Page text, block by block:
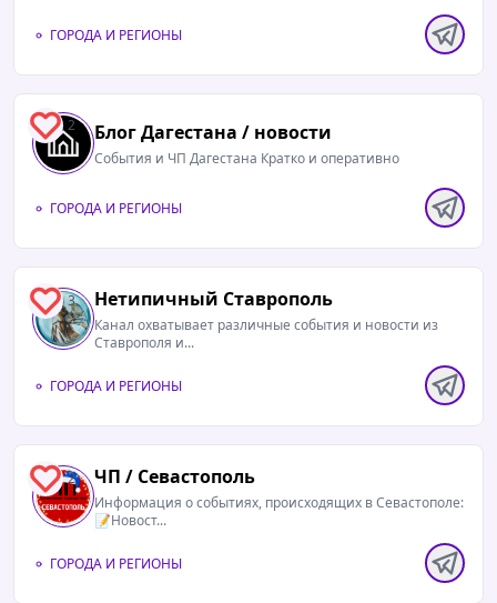
ГОРОДА И РЕГИОНЫ
2 Блог Дагестана / новости
События и ЧП Дагестана Кратко и оперативно
ГОРОДА И РЕГИОНЫ
3 Нетипичный Ставрополь️
Канал охватывает различные события и новости из
Ставрополя и...
ГОРОДА И РЕГИОНЫ
2 ЧП / Севастополь
Информация о событиях, происходящих в Севастополе:
📝Новост...
ГОРОДА И РЕГИОНЫ